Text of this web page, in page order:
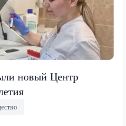
новый Центр